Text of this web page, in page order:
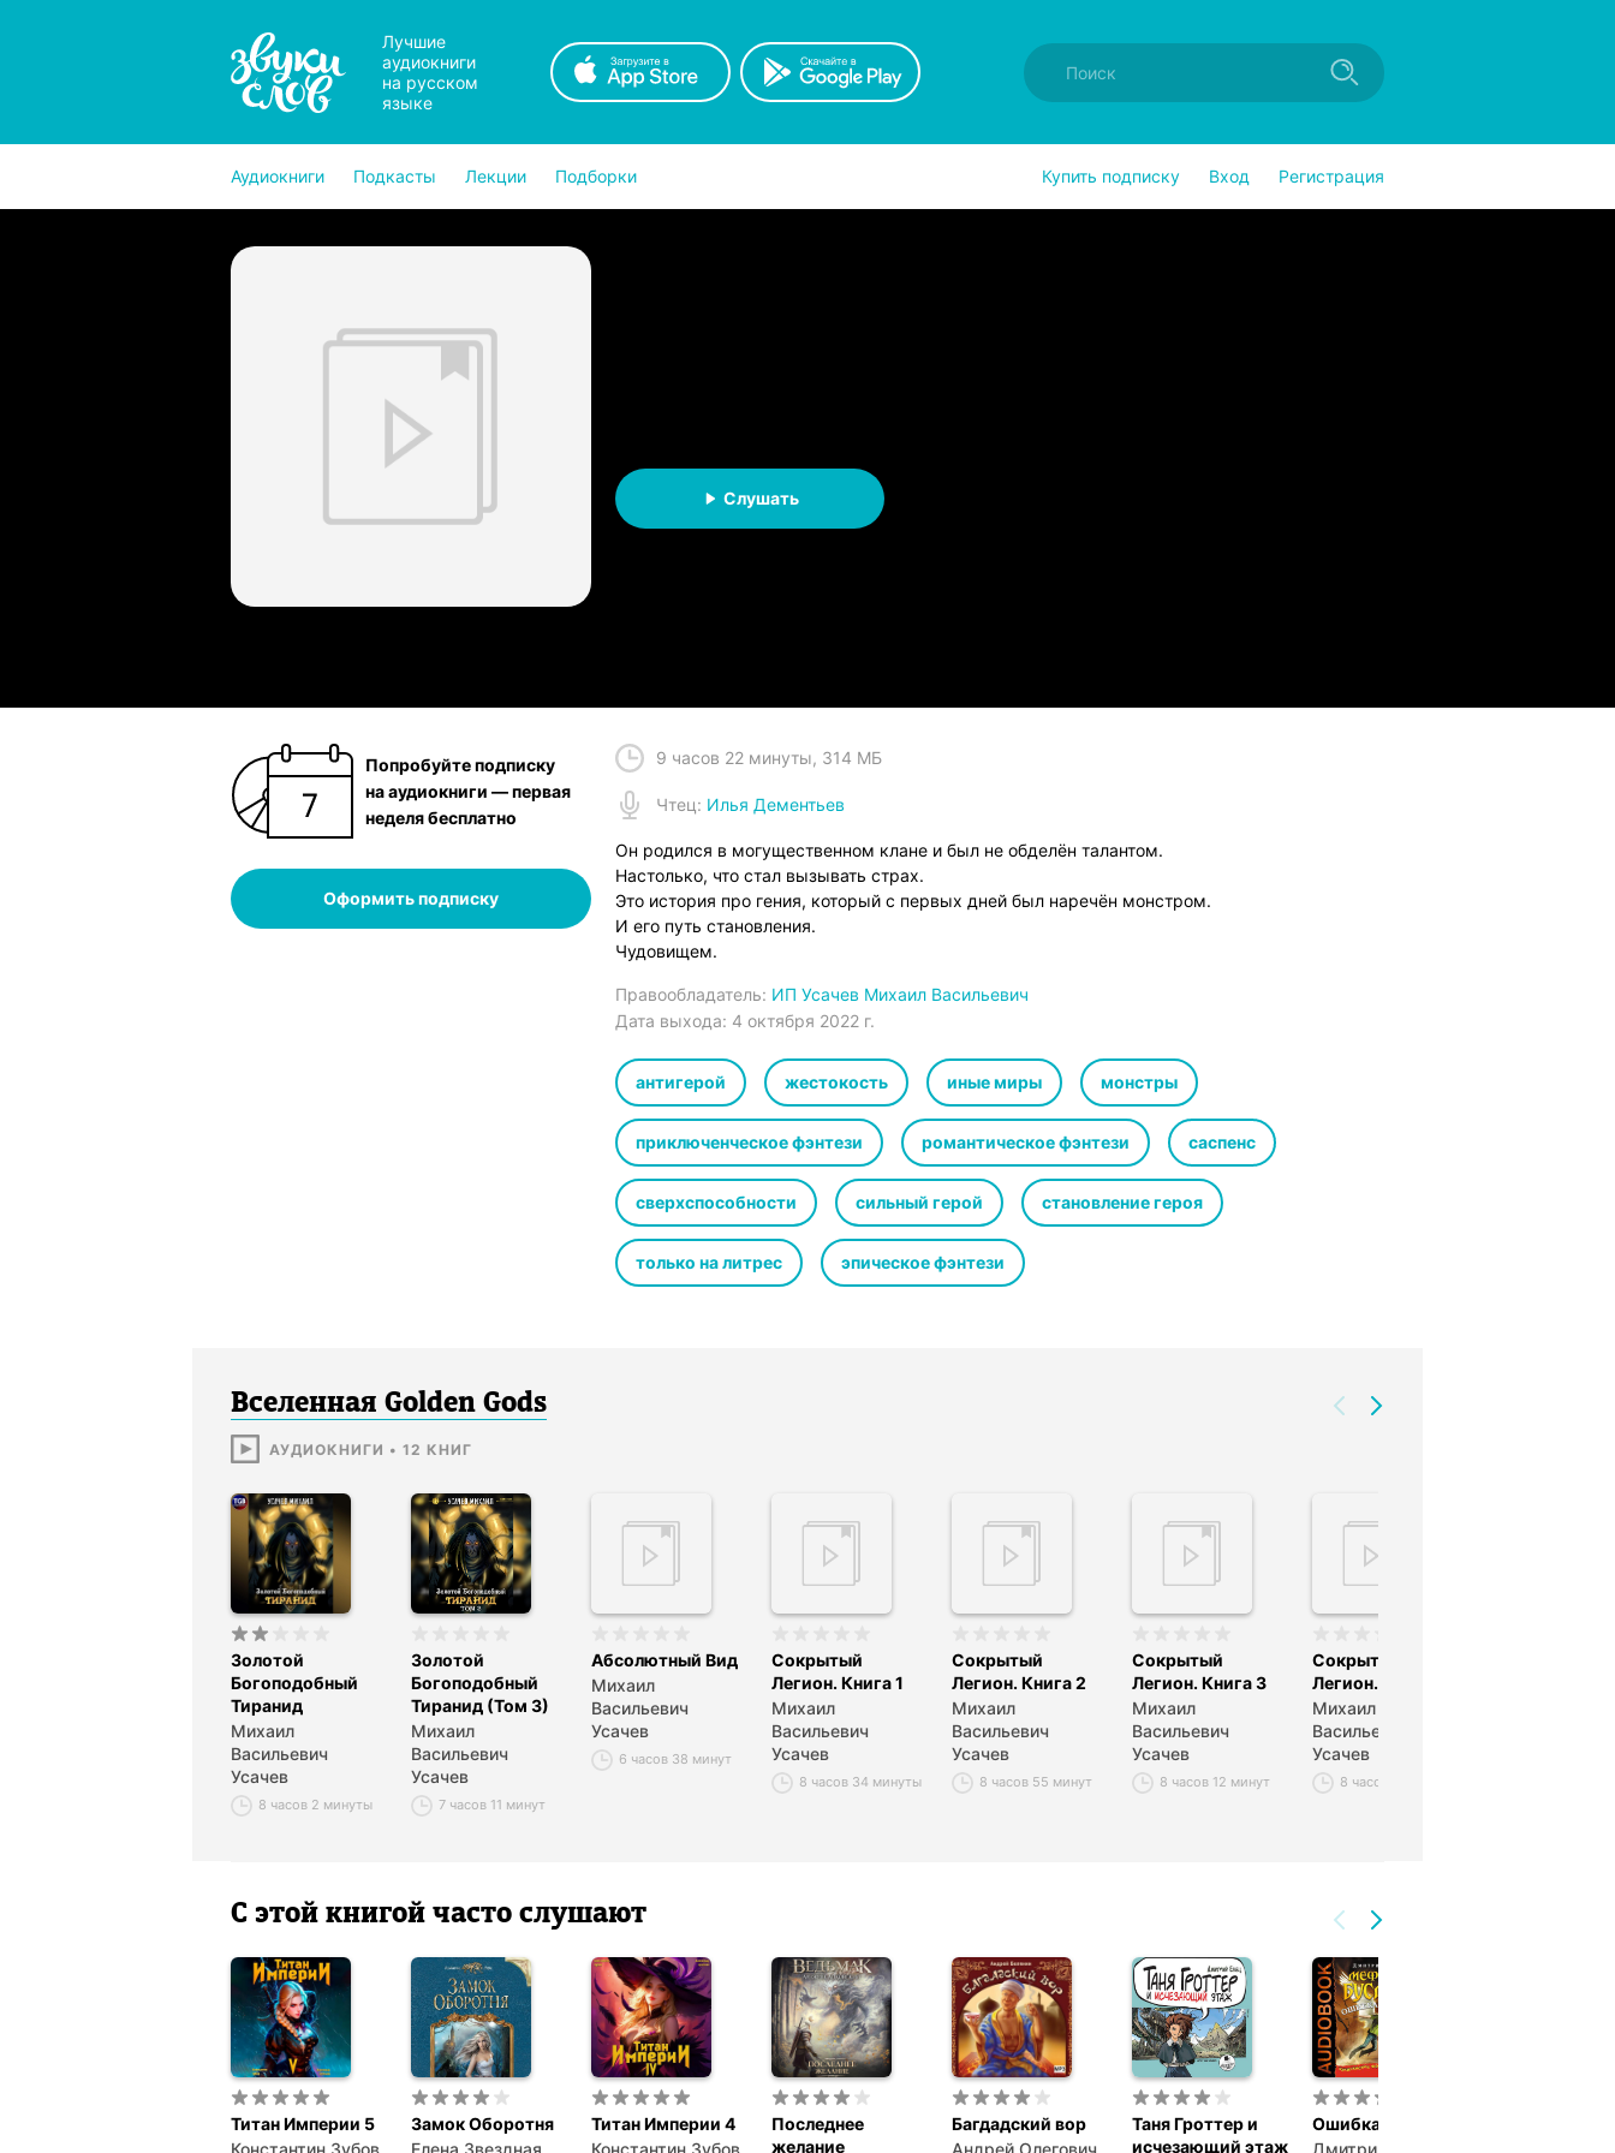
Лучшие
аудиокниги
на русском
языке
Аудиокниги Подкасты Лекции Подборки Купить подписку Вход Регистрация
Слушать
Попробуйте подписку
на аудиокниги — первая
неделя бесплатно
Оформить подписку
9 часов 22 минуты, 314 МБ
Чтец: Илья Дементьев
Он родился в могущественном клане и был не обделён талантом.
Настолько, что стал вызывать страх.
Это история про гения, который с первых дней был наречён монстром.
И его путь становления.
Чудовищем.
Правообладатель: ИП Усачев Михаил Васильевич
Дата выхода: 4 октября 2022 г.
антигерой жестокость иные миры монстры
приключенческое фэнтези романтическое фэнтези саспенс
сверхспособности сильный герой становление героя
только на литрес эпическое фэнтези
Вселенная Golden Gods
АУДИОКНИГИ • 12 КНИГ
Золотой
Богоподобный
Тиранид
Михаил
Васильевич
Усачев
8 часов 2 минуты
Золотой
Богоподобный
Тиранид (Том 3)
Михаил
Васильевич
Усачев
7 часов 11 минут
Абсолютный Вид
Михаил
Васильевич
Усачев
6 часов 38 минут
Сокрытый
Легион. Книга 1
Михаил
Васильевич
Усачев
8 часов 34 минуты
Сокрытый
Легион. Книга 2
Михаил
Васильевич
Усачев
8 часов 55 минут
Сокрытый
Легион. Книга 3
Михаил
Васильевич
Усачев
8 часов 12 минут
Сокрытый
Легион. Книга 4
Михаил
Васильевич
Усачев
8 часов
С этой книгой часто слушают
Титан Империи 5
Константин Зубов
Замок Оборотня
Елена Звездная
Титан Империи 4
Константин Зубов
Последнее
желание
Багдадский вор
Андрей Олегович
Таня Гроттер и
исчезающий этаж
Ошибка грифона
Дмитрий